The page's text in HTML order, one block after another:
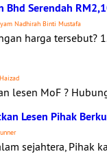
Bhd Serendah
Nadhirah Binti Mustafa
harga tersebut?
lesen MoF ?
Lesen Pihak
sejahtera, Pihak